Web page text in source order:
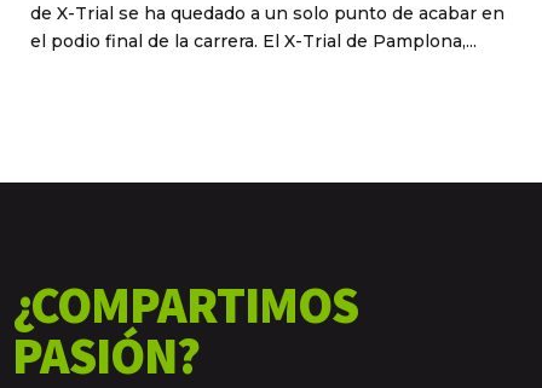
de X-Trial se ha quedado a un solo punto de acabar en
el podio final de la carrera. El X-Trial de Pamplona,...
¿COMPARTIMOS
PASIÓN?